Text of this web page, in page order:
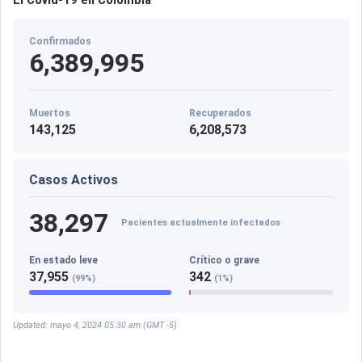
Confirmados
6,389,995
Muertos
143,125
Recuperados
6,208,573
Casos Activos
38,297 Pacientes actualmente infectados
En estado leve
37,955 (99%)
Crítico o grave
342 (1%)
Updated: mayo 4, 2024 05:30 am (GMT -5)